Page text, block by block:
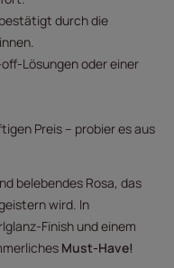
durch die
Lösungen oder einer
Preis – probier es aus
belebendes Rosa, das
wird. In
Finish und einem
Must-Have!